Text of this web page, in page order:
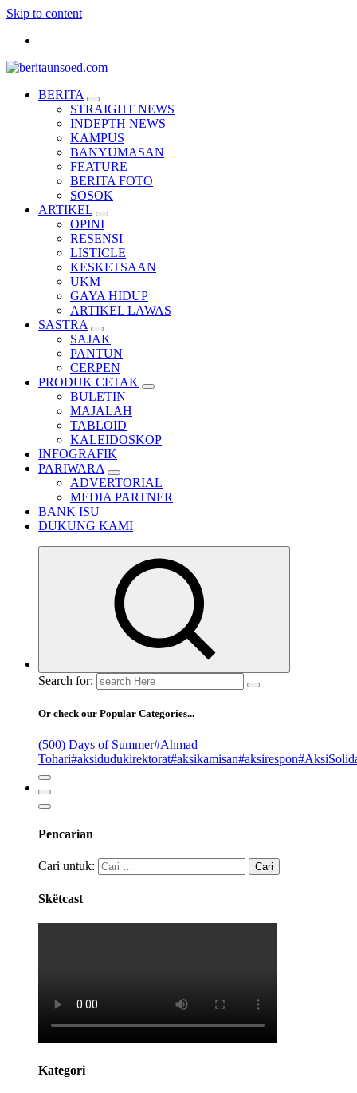
Skip to content
Pemandu Wawasan Almamater
BERITA
STRAIGHT NEWS
INDEPTH NEWS
KAMPUS
BANYUMASAN
FEATURE
BERITA FOTO
SOSOK
ARTIKEL
OPINI
RESENSI
LISTICLE
KESKETSAAN
UKM
GAYA HIDUP
ARTIKEL LAWAS
SASTRA
SAJAK
PANTUN
CERPEN
PRODUK CETAK
BULETIN
MAJALAH
TABLOID
KALEIDOSKOP
INFOGRAFIK
PARIWARA
ADVERTORIAL
MEDIA PARTNER
BANK ISU
DUKUNG KAMI
Search for:
Or check our Popular Categories...
(500) Days of Summer#Ahmad
Tohari#aksidudukirektorat#aksikamisan#aksirespon
Pencarian
Cari untuk:
Skëtcast
Kategori